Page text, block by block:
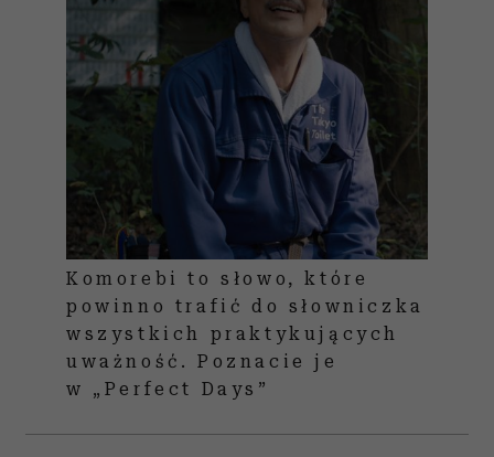
Komorebi to słowo, które
powinno trafić do słowniczka
wszystkich praktykujących
uważność. Poznacie je
w „Perfect Days”